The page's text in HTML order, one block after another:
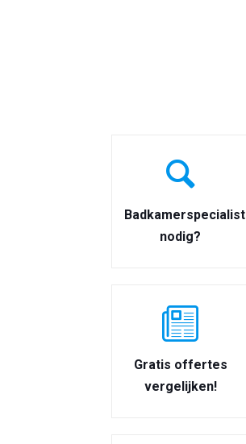
Badkamerspecialist
nodig?
Gratis offertes
vergelijken!